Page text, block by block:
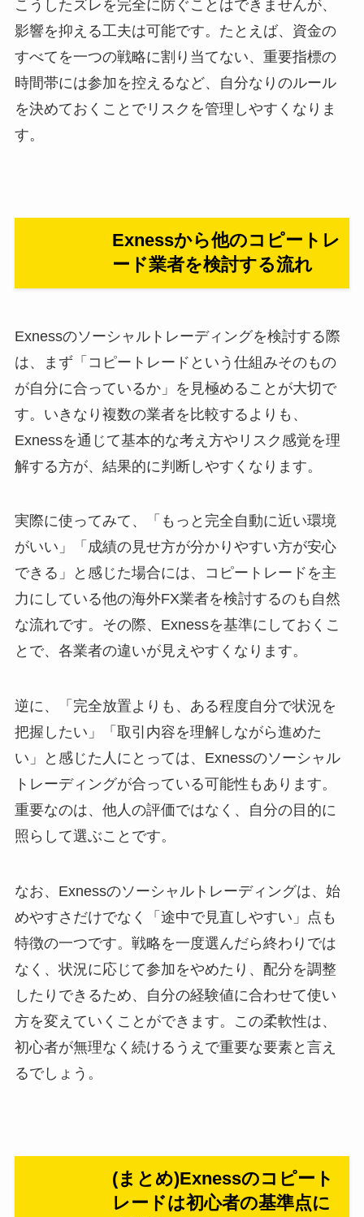
こうしたズレを完全に防ぐことはできませんが、
影響を抑える工夫は可能です。たとえば、資金の
すべてを一つの戦略に割り当てない、重要指標の
時間帯には参加を控えるなど、自分なりのルール
を決めておくことでリスクを管理しやすくなりま
す。
Exnessから他のコピートレ
ード業者を検討する流れ
Exnessのソーシャルトレーディングを検討する際
は、まず「コピートレードという仕組みそのもの
が自分に合っているか」を見極めることが大切で
す。いきなり複数の業者を比較するよりも、
Exnessを通じて基本的な考え方やリスク感覚を理
解する方が、結果的に判断しやすくなります。
実際に使ってみて、「もっと完全自動に近い環境
がいい」「成績の見せ方が分かりやすい方が安心
できる」と感じた場合には、コピートレードを主
力にしている他の海外FX業者を検討するのも自然
な流れです。その際、Exnessを基準にしておくこ
とで、各業者の違いが見えやすくなります。
逆に、「完全放置よりも、ある程度自分で状況を
把握したい」「取引内容を理解しながら進めた
い」と感じた人にとっては、Exnessのソーシャル
トレーディングが合っている可能性もあります。
重要なのは、他人の評価ではなく、自分の目的に
照らして選ぶことです。
なお、Exnessのソーシャルトレーディングは、始
めやすさだけでなく「途中で見直しやすい」点も
特徴の一つです。戦略を一度選んだら終わりでは
なく、状況に応じて参加をやめたり、配分を調整
したりできるため、自分の経験値に合わせて使い
方を変えていくことができます。この柔軟性は、
初心者が無理なく続けるうえで重要な要素と言え
るでしょう。
(まとめ)Exnessのコピート
レードは初心者の基準点に